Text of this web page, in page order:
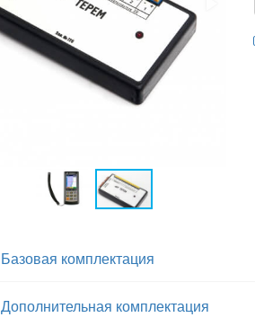
Базовая комплектация
Дополнительная комплектация